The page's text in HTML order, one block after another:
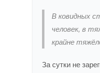
В ковидных
человек, в
крайне
За сутки не